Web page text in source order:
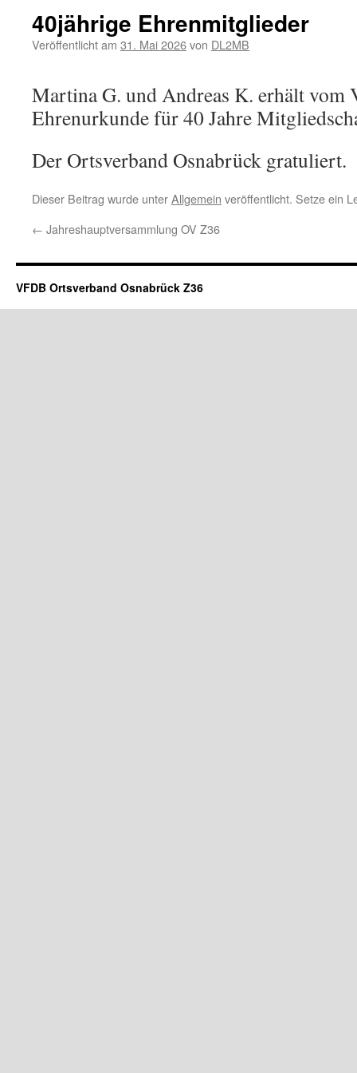
40jährige Ehrenmitglieder
Veröffentlicht am 31. Mai 2026von DL2MB
Martina G. und Andreas K. erhält vom
Ehrenurkunde für 40 Jahre
Der Ortsverband Osnabrück gratuliert.
Dieser Beitrag wurde unterAllgemein veröffentlicht. Setze ein
← Jahreshauptversammlung OV Z36
VFDB Ortsverband Osnabrück Z36